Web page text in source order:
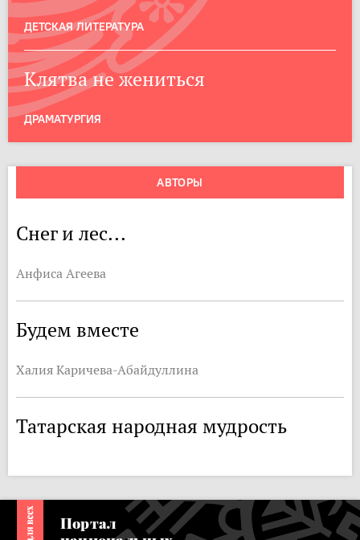
ДЕТСКАЯ ЛИТЕРАТУРА
Клятва не жениться
ДРАМАТУРГИЯ
АВТОРЫ
Снег и лес...
Анфиса Агеева
Будем вместе
Халия Каричева-Абайдуллина
Татарская народная мудрость
Портал